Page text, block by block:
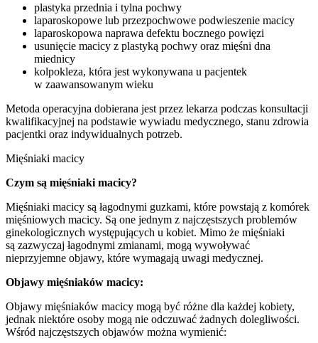
plastyka przednia i tylna pochwy
laparoskopowe lub przezpochwowe podwieszenie macicy
laparoskopowa naprawa defektu bocznego powięzi
usunięcie macicy z plastyką pochwy oraz mięśni dna
miednicy
kolpokleza, która jest wykonywana u pacjentek
w zaawansowanym wieku
Metoda operacyjna dobierana jest przez lekarza podczas konsultacji
kwalifikacyjnej na podstawie wywiadu medycznego, stanu zdrowia
pacjentki oraz indywidualnych potrzeb.
Mięśniaki macicy
Czym są mięśniaki macicy?
Mięśniaki macicy są łagodnymi guzkami, które powstają z komórek
mięśniowych macicy. Są one jednym z najczęstszych problemów
ginekologicznych występujących u kobiet. Mimo że mięśniaki
są zazwyczaj łagodnymi zmianami, mogą wywoływać
nieprzyjemne objawy, które wymagają uwagi medycznej.
Objawy mięśniaków macicy:
Objawy mięśniaków macicy mogą być różne dla każdej kobiety,
jednak niektóre osoby mogą nie odczuwać żadnych dolegliwości.
Wśród najczęstszych objawów można wymienić: